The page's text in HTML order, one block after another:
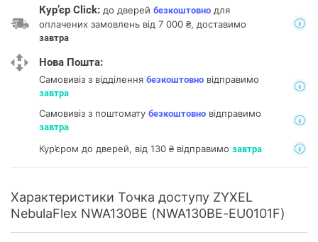
Кур’єр Click: до дверей безкоштовно для
оплачених замовлень від 7 000 ₴, доставимо
завтра
Нова Пошта:
Самовивіз з відділення безкоштовно відправимо
завтра
Самовивіз з поштомату безкоштовно відправимо
завтра
Кур’єром до дверей, від 130 ₴ відправимо завтра
Характеристики Точка доступу ZYXEL
NebulaFlex NWA130BE (NWA130BE-EU0101F)